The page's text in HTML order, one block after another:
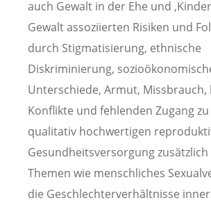
auch Gewalt in der Ehe und
Gewalt assoziierten Risiken und
durch Stigmatisierung, ethnische
Diskriminierung,
Unterschiede, Armut, Missbrauch,
Konflikte und fehlenden Zugang
qualitativ hochwertigen
Gesundheitsversorgung
Themen wie menschliches
die Geschlechterverhältnisse